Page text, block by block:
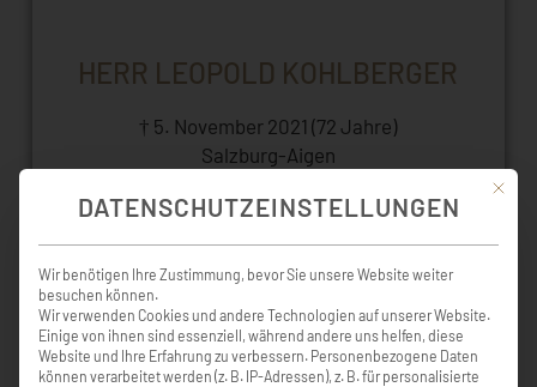
HERR LEOPOLD KOHLBERGER
† 5. November 2021 (72 Jahre)
Salzburg-Aigen
KONDOLENZBUCH ( 0 )
Mit
DATENSCHUTZEINSTELLUNGEN
Wir benötigen Ihre Zustimmung, bevor Sie unsere Website weiter
besuchen können.
Wir verwenden Cookies und andere Technologien auf unserer Website.
Einige von ihnen sind essenziell, während andere uns helfen, diese
Website und Ihre Erfahrung zu verbessern. Personenbezogene Daten
können verarbeitet werden (z. B. IP-Adressen), z. B. für personalisierte